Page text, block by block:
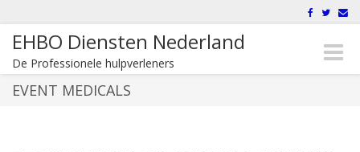
EHBO Diensten Nederland
De Professionele hulpverleners
Toggle
EVENT MEDICALS